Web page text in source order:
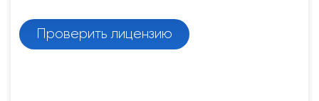
Проверить лицензию